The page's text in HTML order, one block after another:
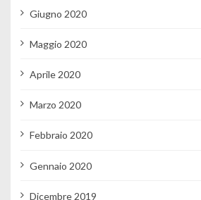
Giugno 2020
Maggio 2020
Aprile 2020
Marzo 2020
Febbraio 2020
Gennaio 2020
Dicembre 2019